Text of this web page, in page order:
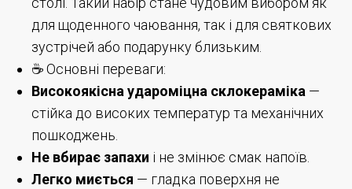
для щоденного чаювання, так і для святкових
зустрічей або подарунку близьким.
☕ Основні переваги:
Високоякісна удароміцна склокераміка —
стійка до високих температур та механічних
пошкоджень.
Не вбирає запахи і не змінює смак напоїв.
Легко миється — гладка поверхня не